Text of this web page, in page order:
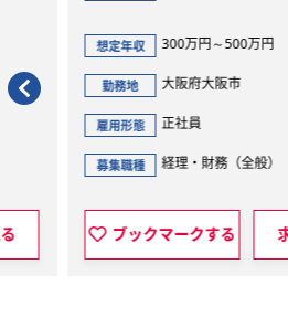
想定年収 300万円～500万円
勤務地 大阪府大阪市
雇用形態 正社員
募集職種 経理・財務（全般）
ブックマークする